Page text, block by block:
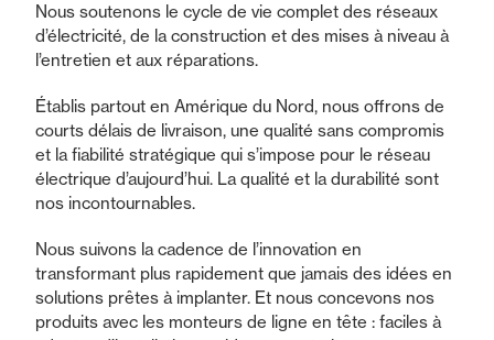
Nous soutenons le cycle de vie complet des réseaux
d’électricité, de la construction et des mises à niveau à
l’entretien et aux réparations.
Établis partout en Amérique du Nord, nous offrons de
courts délais de livraison, une qualité sans compromis
et la fiabilité stratégique qui s’impose pour le réseau
électrique d’aujourd’hui. La qualité et la durabilité sont
nos incontournables.
Nous suivons la cadence de l’innovation en
transformant plus rapidement que jamais des idées en
solutions prêtes à implanter. Et nous concevons nos
produits avec les monteurs de ligne en tête : faciles à